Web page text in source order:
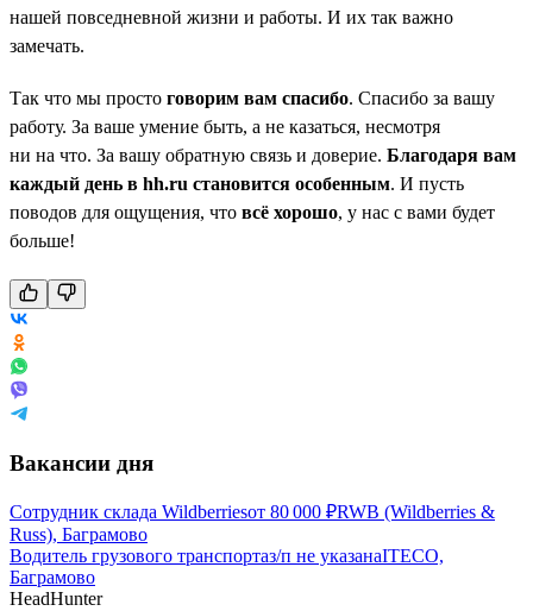
нашей повседневной жизни и работы. И их так важно
замечать.
Так что мы просто говорим вам спасибо. Спасибо за вашу
работу. За ваше умение быть, а не казаться, несмотря
ни на что. За вашу обратную связь и доверие. Благодаря вам
каждый день в hh.ru становится особенным. И пусть
поводов для ощущения, что всё хорошо, у нас с вами будет
больше!
Вакансии дня
Сотрудник склада Wildberriesот 80 000 ₽RWB (Wildberries &
Russ), Баграмово
Водитель грузового транспортаз/п не указанаITECO,
Баграмово
HeadHunter